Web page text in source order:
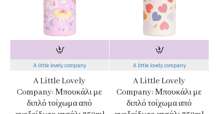
A little lovely company
A Little Lovely
Company: Μπουκάλι με
διπλό τοίχωμα από
A little lovely company
A Little Lovely
Company: Μπουκάλι με
διπλό τοίχωμα από